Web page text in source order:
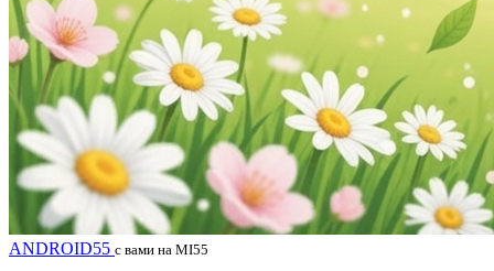
ANDROID55 с вами на MI55